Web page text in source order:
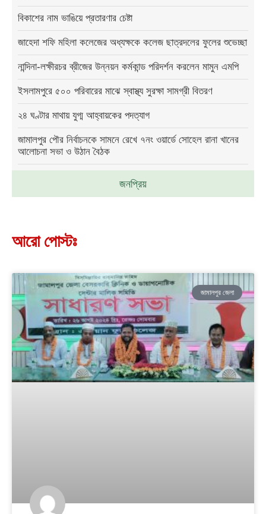
জনপ্রিয়
বিকাশের নাম ভাঙিয়ে প্রতারণার চেষ্টা
জাহেদা শফি মহিলা কলেজের অধ্যক্ষকে কলেজ ছাত্রদলের ফুলের শুভেচ্ছা
নান্দিনা-লক্ষীরচর ব্রীজের উন্নয়ন কর্মকান্ড পরিদর্শন করলেন মামুন এমপি
ইসলামপুরে ৫০০ পরিবারের মাঝে স্বাস্থ্য সুরক্ষা সামগ্রী বিতরণ
২৪ ঘণ্টার মাথায় যুগ্ম আহ্বায়কের পদত্যাগ
জামালপুর পৌর নির্বাচনকে সামনে রেখে ৭নং ওয়ার্ডে সোহেল রানা খানের
আলোচনা সভা ও উঠান বৈঠক
আরো পোস্টঃ
জামালপুর জেলা